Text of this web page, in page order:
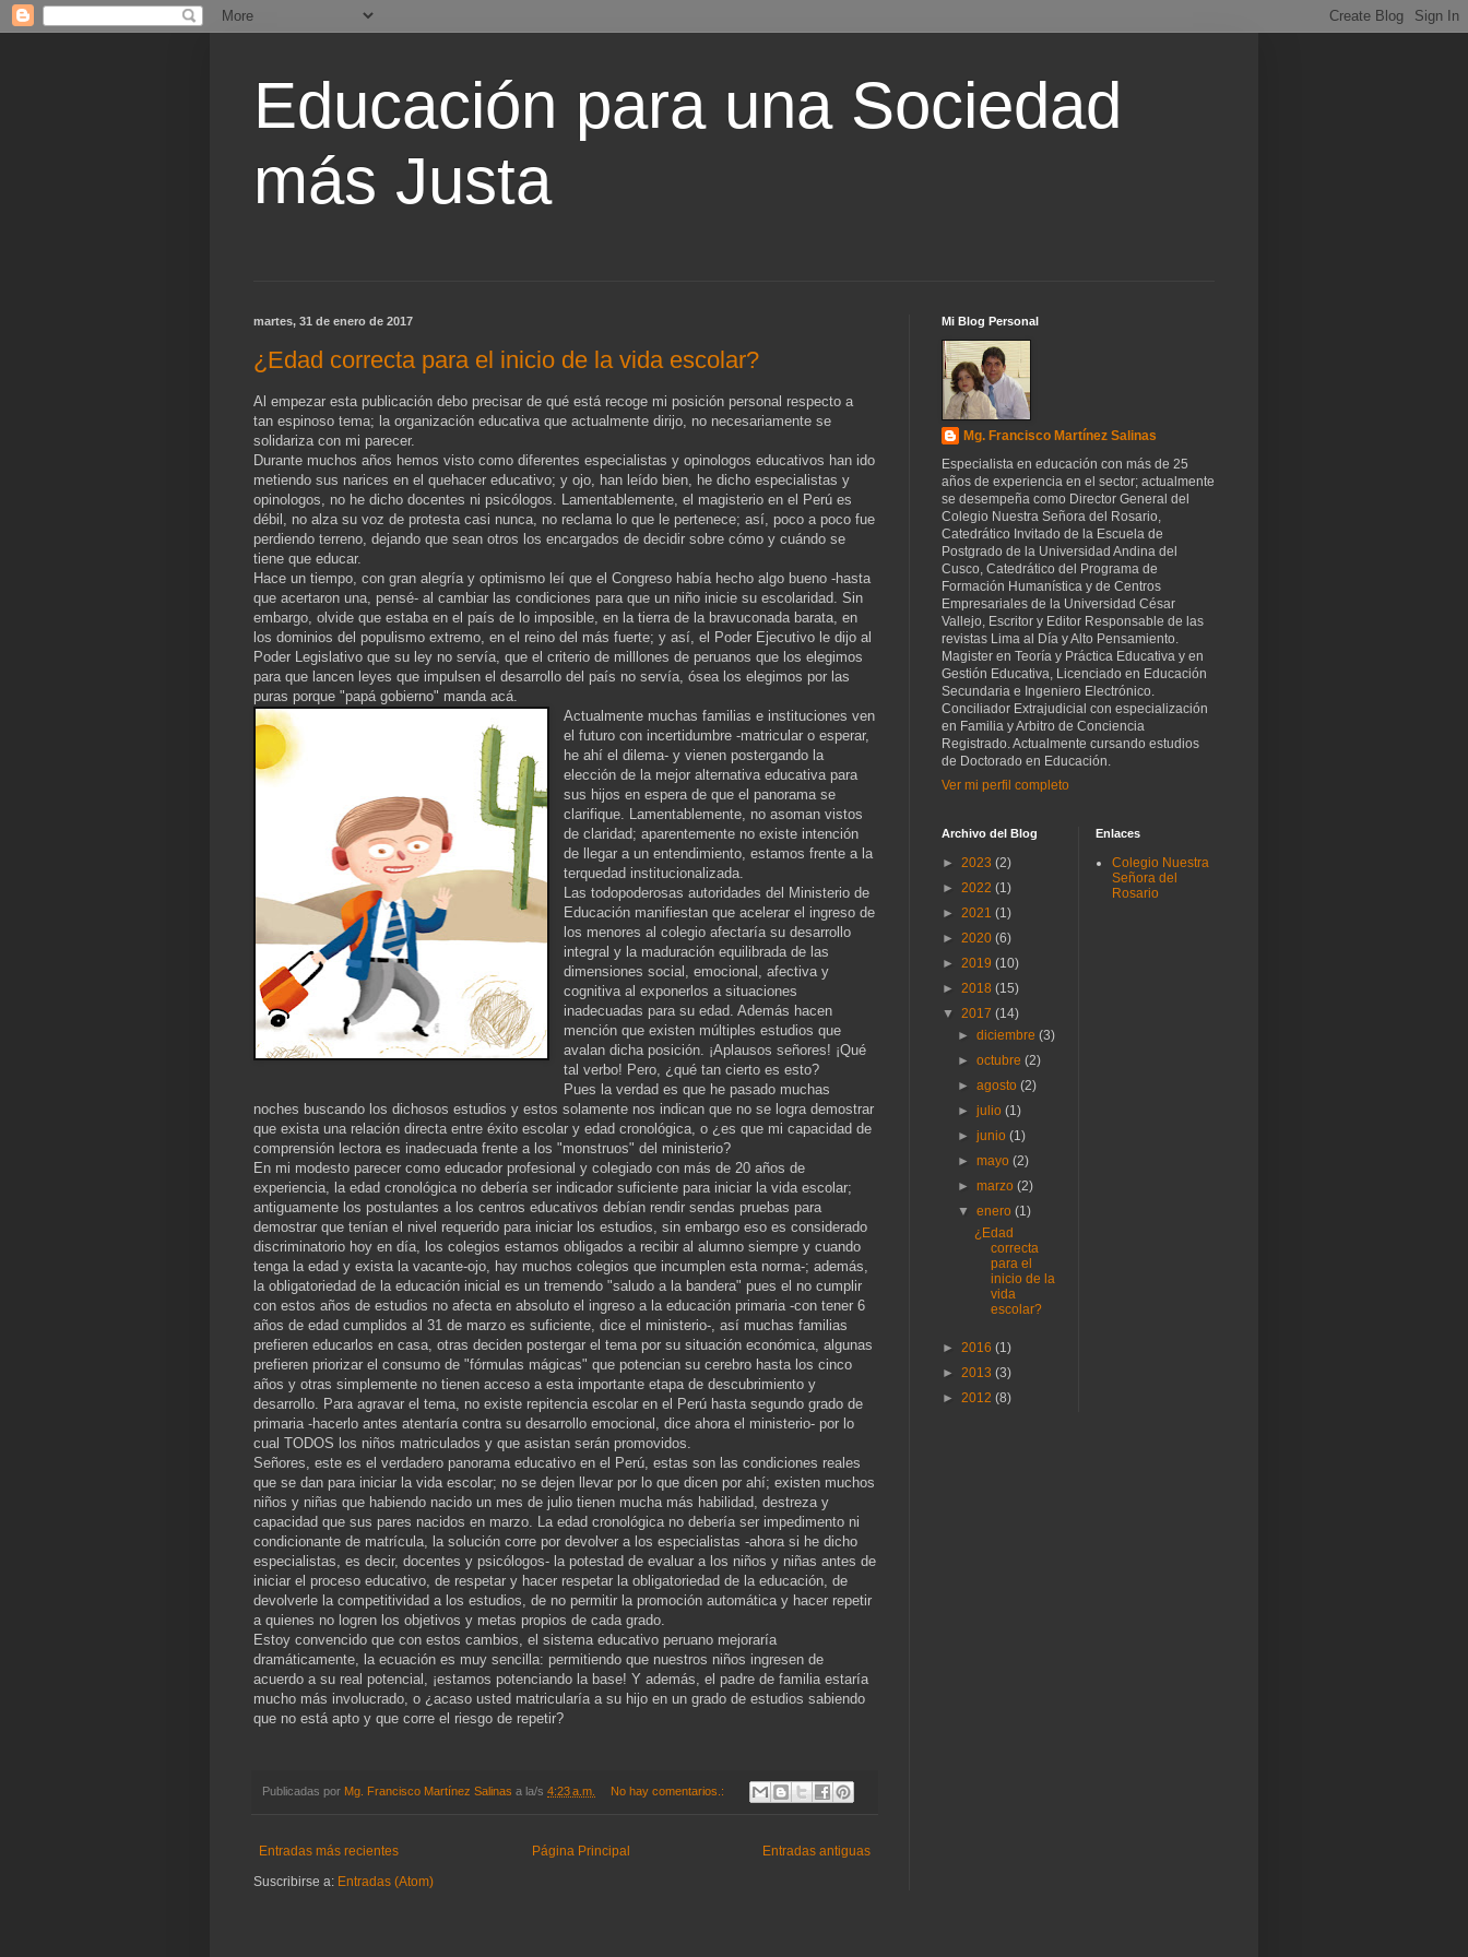
Educación para una Sociedad
más Justa
martes, 31 de enero de 2017
¿Edad correcta para el inicio de la vida escolar?
Al empezar esta publicación debo precisar de qué está recoge mi posición personal respecto a
tan espinoso tema; la organización educativa que actualmente dirijo, no necesariamente se
solidariza con mi parecer.
Durante muchos años hemos visto como diferentes especialistas y opinologos educativos han ido
metiendo sus narices en el quehacer educativo; y ojo, han leído bien, he dicho especialistas y
opinologos, no he dicho docentes ni psicólogos. Lamentablemente, el magisterio en el Perú es
débil, no alza su voz de protesta casi nunca, no reclama lo que le pertenece; así, poco a poco fue
perdiendo terreno, dejando que sean otros los encargados de decidir sobre cómo y cuándo se
tiene que educar.
Hace un tiempo, con gran alegría y optimismo leí que el Congreso había hecho algo bueno -hasta
que acertaron una, pensé- al cambiar las condiciones para que un niño inicie su escolaridad. Sin
embargo, olvide que estaba en el país de lo imposible, en la tierra de la bravuconada barata, en
los dominios del populismo extremo, en el reino del más fuerte; y así, el Poder Ejecutivo le dijo al
Poder Legislativo que su ley no servía, que el criterio de milllones de peruanos que los elegimos
para que lancen leyes que impulsen el desarrollo del país no servía, ósea los elegimos por las
puras porque "papá gobierno" manda acá.
Actualmente muchas familias e instituciones ven
el futuro con incertidumbre -matricular o esperar,
he ahí el dilema- y vienen postergando la
elección de la mejor alternativa educativa para
sus hijos en espera de que el panorama se
clarifique. Lamentablemente, no asoman vistos
de claridad; aparentemente no existe intención
de llegar a un entendimiento, estamos frente a la
terquedad institucionalizada.
Las todopoderosas autoridades del Ministerio de
Educación manifiestan que acelerar el ingreso de
los menores al colegio afectaría su desarrollo
integral y la maduración equilibrada de las
dimensiones social, emocional, afectiva y
cognitiva al exponerlos a situaciones
inadecuadas para su edad. Además hacen
mención que existen múltiples estudios que
avalan dicha posición. ¡Aplausos señores! ¡Qué
tal verbo! Pero, ¿qué tan cierto es esto?
Pues la verdad es que he pasado muchas
noches buscando los dichosos estudios y estos solamente nos indican que no se logra demostrar
que exista una relación directa entre éxito escolar y edad cronológica, o ¿es que mi capacidad de
comprensión lectora es inadecuada frente a los "monstruos" del ministerio?
En mi modesto parecer como educador profesional y colegiado con más de 20 años de
experiencia, la edad cronológica no debería ser indicador suficiente para iniciar la vida escolar;
antiguamente los postulantes a los centros educativos debían rendir sendas pruebas para
demostrar que tenían el nivel requerido para iniciar los estudios, sin embargo eso es considerado
discriminatorio hoy en día, los colegios estamos obligados a recibir al alumno siempre y cuando
tenga la edad y exista la vacante-ojo, hay muchos colegios que incumplen esta norma-; además,
la obligatoriedad de la educación inicial es un tremendo "saludo a la bandera" pues el no cumplir
con estos años de estudios no afecta en absoluto el ingreso a la educación primaria -con tener 6
años de edad cumplidos al 31 de marzo es suficiente, dice el ministerio-, así muchas familias
prefieren educarlos en casa, otras deciden postergar el tema por su situación económica, algunas
prefieren priorizar el consumo de "fórmulas mágicas" que potencian su cerebro hasta los cinco
años y otras simplemente no tienen acceso a esta importante etapa de descubrimiento y
desarrollo. Para agravar el tema, no existe repitencia escolar en el Perú hasta segundo grado de
primaria -hacerlo antes atentaría contra su desarrollo emocional, dice ahora el ministerio- por lo
cual TODOS los niños matriculados y que asistan serán promovidos.
Señores, este es el verdadero panorama educativo en el Perú, estas son las condiciones reales
que se dan para iniciar la vida escolar; no se dejen llevar por lo que dicen por ahí; existen muchos
niños y niñas que habiendo nacido un mes de julio tienen mucha más habilidad, destreza y
capacidad que sus pares nacidos en marzo. La edad cronológica no debería ser impedimento ni
condicionante de matrícula, la solución corre por devolver a los especialistas -ahora si he dicho
especialistas, es decir, docentes y psicólogos- la potestad de evaluar a los niños y niñas antes de
iniciar el proceso educativo, de respetar y hacer respetar la obligatoriedad de la educación, de
devolverle la competitividad a los estudios, de no permitir la promoción automática y hacer repetir
a quienes no logren los objetivos y metas propios de cada grado.
Estoy convencido que con estos cambios, el sistema educativo peruano mejoraría
dramáticamente, la ecuación es muy sencilla: permitiendo que nuestros niños ingresen de
acuerdo a su real potencial, ¡estamos potenciando la base! Y además, el padre de familia estaría
mucho más involucrado, o ¿acaso usted matricularía a su hijo en un grado de estudios sabiendo
que no está apto y que corre el riesgo de repetir?
Publicadas por Mg. Francisco Martínez Salinas a la/s 4:23 a.m. No hay comentarios.:
Entradas más recientes Entradas antiguas
Página Principal
Suscribirse a: Entradas (Atom)
Mi Blog Personal
Mg. Francisco Martínez Salinas
Especialista en educación con más de 25
años de experiencia en el sector; actualmente
se desempeña como Director General del
Colegio Nuestra Señora del Rosario,
Catedrático Invitado de la Escuela de
Postgrado de la Universidad Andina del
Cusco, Catedrático del Programa de
Formación Humanística y de Centros
Empresariales de la Universidad César
Vallejo, Escritor y Editor Responsable de las
revistas Lima al Día y Alto Pensamiento.
Magister en Teoría y Práctica Educativa y en
Gestión Educativa, Licenciado en Educación
Secundaria e Ingeniero Electrónico.
Conciliador Extrajudicial con especialización
en Familia y Arbitro de Conciencia
Registrado. Actualmente cursando estudios
de Doctorado en Educación.
Ver mi perfil completo
Archivo del Blog
► 2023 (2)
► 2022 (1)
► 2021 (1)
► 2020 (6)
► 2019 (10)
► 2018 (15)
▼ 2017 (14)
►diciembre(3)
►octubre(2)
►agosto(2)
►julio(1)
►junio(1)
►mayo(2)
►marzo(2)
▼enero(1)
¿Edad
correcta
para el
inicio de la
vida
escolar?
► 2016 (1)
► 2013 (3)
► 2012 (8)
Enlaces
Colegio Nuestra
Señora del
Rosario